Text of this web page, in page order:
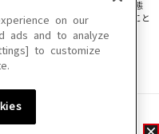
真・動画・音声等を、手段や形態
製、転載、ファイル化などすること
ない場合があります。
る場合があります。
on our
ads and to analyze
to customize